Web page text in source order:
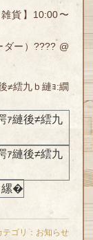
貨】10:00〜
ダー）???? @
テゴリ： お知らせ